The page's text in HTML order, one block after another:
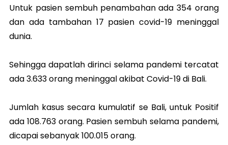
Untuk pasien sembuh penambahan ada 354 orang
dan ada tambahan 17 pasien covid-19 meninggal
dunia.
Sehingga dapatlah dirinci selama pandemi tercatat
ada 3.633 orang meninggal akibat Covid-19 di Bali.
Jumlah kasus secara kumulatif se Bali, untuk Positif
ada 108.763 orang. Pasien sembuh selama pandemi,
dicapai sebanyak 100.015 orang.